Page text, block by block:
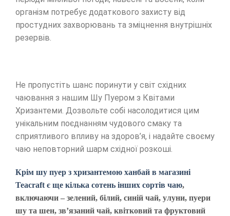
організм потребує додаткового захисту від
простудних захворювань та зміцнення внутрішніх
резервів.
Не пропустіть шанс поринути у світ східних
чаювання з нашим Шу Пуером з Квітами
Хризантеми. Дозвольте собі насолодитися цим
унікальним поєднанням чудового смаку та
сприятливого впливу на здоров’я, і надайте своєму
чаю неповторний шарм східної розкоші.
Крім шу пуер з хризантемою ханбай в магазині
Teacraft є ще кілька сотень інших сортів чаю,
включаючи – зелений, білий, синій чай, улуни, пуери
шу та шен, зв’язаний чай, квітковий та фруктовий